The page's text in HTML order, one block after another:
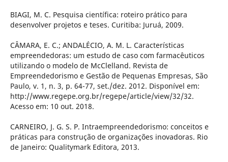
BIAGI, M. C. Pesquisa científica: roteiro prático para
desenvolver projetos e teses. Curitiba: Juruá, 2009.
CÂMARA, E. C.; ANDALÉCIO, A. M. L. Características
empreendedoras: um estudo de caso com farmacêuticos
utilizando o modelo de McClelland. Revista de
Empreendedorismo e Gestão de Pequenas Empresas, São
Paulo, v. 1, n. 3, p. 64-77, set./dez. 2012. Disponível em:
http://www.regepe.org.br/regepe/article/view/32/32.
Acesso em: 10 out. 2018.
CARNEIRO, J. G. S. P. Intraempreendedorismo: conceitos e
práticas para construção de organizações inovadoras. Rio
de Janeiro: Qualitymark Editora, 2013.